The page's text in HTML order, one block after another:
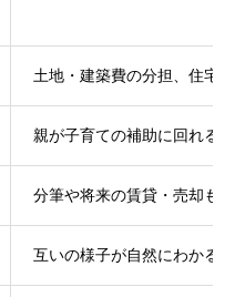
土地・建築費の分担、住宅
親が子育ての補助に回れる
分筆や将来の賃貸・売却も
互いの様子が自然にわかる